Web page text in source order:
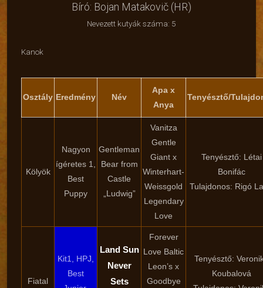
Bíró: Bojan Matakovič (HR)
Nevezett kutyák száma: 5
Kanok
Osztály Eredmény Név
Apa x
Anya
Tenyésztő/
Kölyök
Nagyon
ígéretes 1,
Best
Puppy
Gentleman
Bear from
Castle
„Ludwig”
Vanitza
Gentle
Giant x
Winterhart-
Weissgold
Legendary
Love
Tenyésztő: Létai
Bonifác
Tulajdonos: Rigó
Fiatal
Kit1, HPJ,
Best
Land Sun
Never
Sets
Forever
Love Baltic
Leon’s x
Goodbye
Tenyésztő:
Koubalová